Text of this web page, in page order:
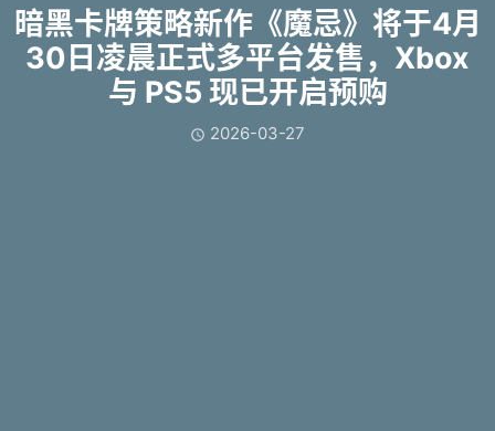
暗黑卡牌策略新作《魔忌》将于4月
30日凌晨正式多平台发售，Xbox
与 PS5 现已开启预购
 2026-03-27